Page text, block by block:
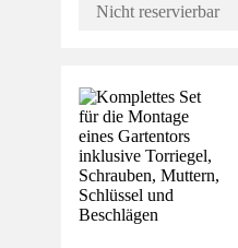
Nicht reservierbar